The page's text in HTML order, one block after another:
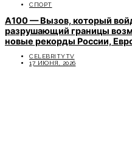
СПОРТ
A100 — Вызов, который
разрушающий границы
новые рекорды России,
CELEBRITYTV
17 ИЮНЯ, 2026